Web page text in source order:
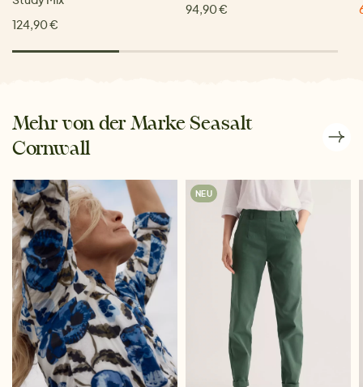
124,90 €
94,90 €
Mehr von der Marke Seasalt
Cornwall
NEU